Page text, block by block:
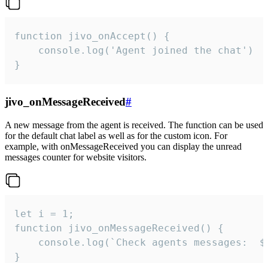
function jivo_onAccept() {
}
jivo_onMessageReceived#
A new message from the agent is received. The function can be used
for the default chat label as well as for the custom icon. For
example, with onMessageReceived you can display the unread
messages counter for website visitors.
let i = 1;
function jivo_onMessageReceived() {
}